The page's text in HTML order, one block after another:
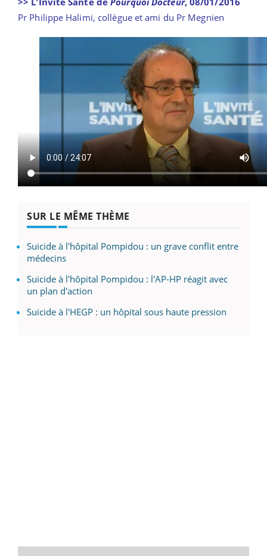
Pr Philippe Halimi, collègue et ami du Pr Megnien
SUR LE MÊME THÈME
Suicide à l'hôpital Pompidou : un grave conflit entre
médecins
Suicide à l'hôpital Pompidou : l'AP-HP réagit avec
un plan d'action
Suicide à l'HEGP : un hôpital sous haute pression